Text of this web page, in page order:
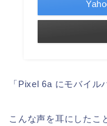
「Pixel 6a にモバイル
こんな声を耳にしたこ